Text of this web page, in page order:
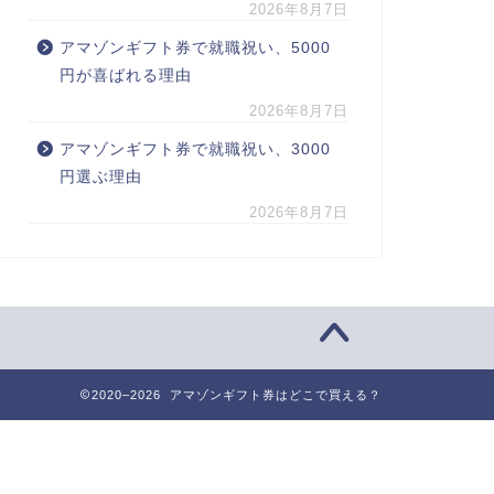
2026年8月7日
アマゾンギフト券で就職祝い、5000
円が喜ばれる理由
2026年8月7日
アマゾンギフト券で就職祝い、3000
円選ぶ理由
2026年8月7日
2020–2026 アマゾンギフト券はどこで買える？